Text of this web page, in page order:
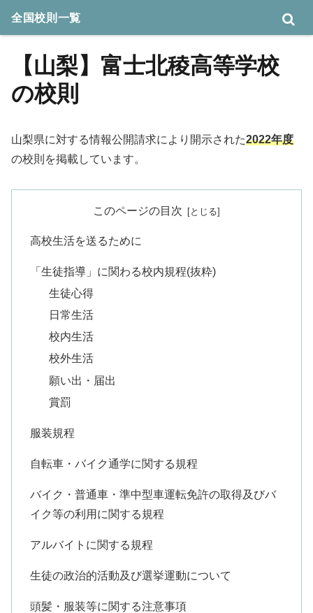
【山梨】富士北稜高等学校
の校則
山梨県に対する情報公開請求により開示された2022年度
の校則を掲載しています。
このページの目次
高校生活を送るために
「生徒指導」に関わる校内規程(抜粋)
生徒心得
日常生活
校内生活
校外生活
願い出・届出
賞罰
服装規程
自転車・バイク通学に関する規程
バイク・普通車・準中型車運転免許の取得及びバ
イク等の利用に関する規程
アルバイトに関する規程
生徒の政治的活動及び選挙運動について
頭髪・服装等に関する注意事項
全国校則一覧